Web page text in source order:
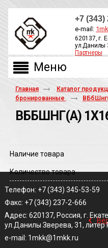
+7 (343)
e-mail:
620137, г.
ул.Данилы
Партнеры
Главная Каталог
бронированные
ВББШНГ(A)
Наличие товара
Количество товара
‹
Телефон: +7 (343) 345-53-59
Факс: +7 (343) 237-2-666
Адрес: 620137, Россия, г.
ул.Данилы Зверева, 31, литер
e-mail: 1mkk@1mkk.ru